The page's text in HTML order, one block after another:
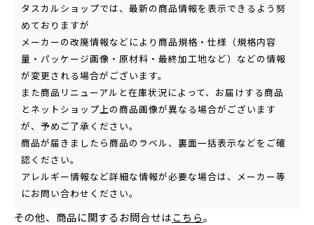
タスカルショップでは、最新の商品情報を表示できるよう努
めておりますが
メーカーの改廃情報などにより商品規格・仕様（規格内容
量・パッケージ画像・原材料・最終加工地など）などの情報
が変更される場合がございます。
また商品リニューアルと在庫状況によって、お届けする商品
とネットショップ上の商品画像が異なる場合がございます
が、予めご了承ください。
商品が届きましたら商品のラベル、裏面一括表示などをご確
認ください。
アレルギー情報など詳細な情報が必要な場合は、メーカー等
にお問い合わせください。
その他、商品に関するお問合せはこちら。